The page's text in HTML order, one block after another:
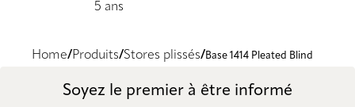
5 ans
Home Produits Stores plissés Base 1414 Pleated Blind
Soyez le premier à être informé